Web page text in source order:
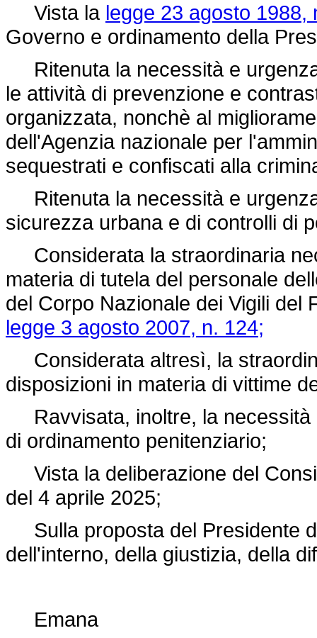
Vista la legge 23 agosto 1988,
Governo e ordinamento della
Ritenuta la necessità e
le attività di prevenzione e
organizzata, nonchè al
dell'Agenzia nazionale per
sequestrati e confiscati alla
Ritenuta la necessità e
sicurezza urbana e di controlli di
Considerata la straordinaria
materia di tutela del personale
del Corpo Nazionale dei Vigili del
legge 3 agosto 2007, n. 124;
Considerata altresì, la
disposizioni in materia di vittime
Ravvisata, inoltre, la necessità
di ordinamento penitenziario;
Vista la deliberazione del
del 4 aprile 2025;
Sulla proposta del Presidente
dell'interno, della giustizia, della
Emana